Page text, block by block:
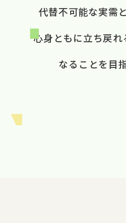
代替不可能な​実需
心身ともに​立ち戻れ
なる​ことを​目